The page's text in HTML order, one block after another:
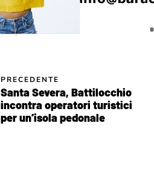
PRECEDENTE
Santa Severa, Battilocchio
incontra operatori turistici
per un’isola pedonale